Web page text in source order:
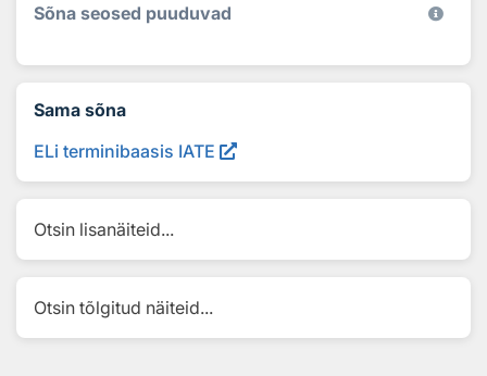
Sõna seosed puuduvad
Sama sõna
ELi terminibaasis IATE
Otsin lisanäiteid...
Otsin tõlgitud näiteid...